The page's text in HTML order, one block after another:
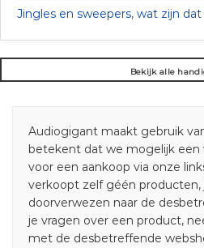
Jingles en sweepers, wat zijn
Bekijk alle
Audiogigant maakt gebruik
betekent dat we mogelijk
voor een aankoop via onze
verkoopt zelf géén
doorverwezen naar de
je vragen over een product,
met de desbetreffende